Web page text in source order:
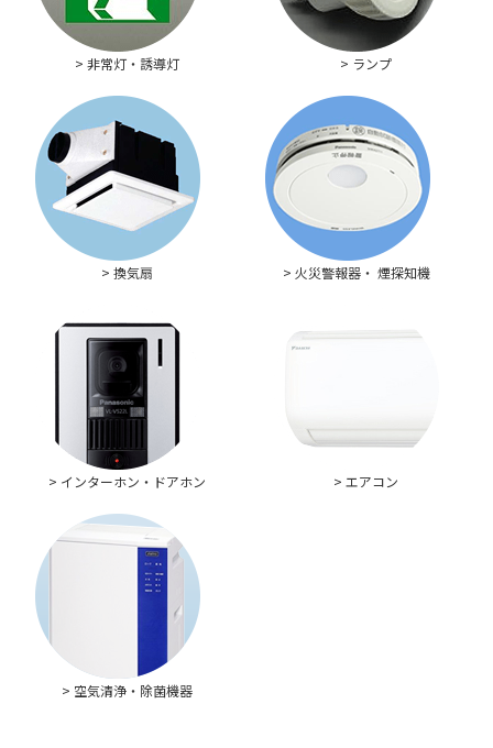
> 非常灯・誘導灯 > ランプ
> 換気扇 > 火災警報器・ 煙探知機
> インターホン・ドアホン > エアコン
> 空気清浄・除菌機器